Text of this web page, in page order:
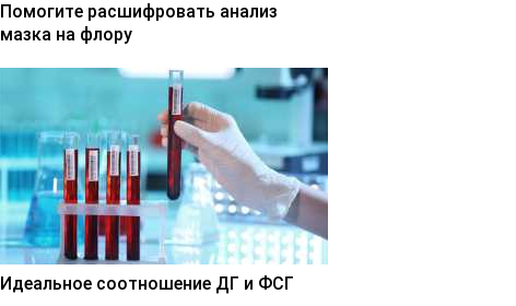
Помогите расшифровать анализ
мазка на флору
Идеальное соотношение ДГ и ФСГ